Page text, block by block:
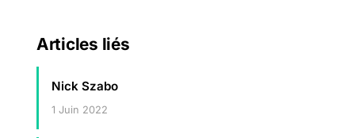
Articles liés
Nick Szabo
1 Juin 2022